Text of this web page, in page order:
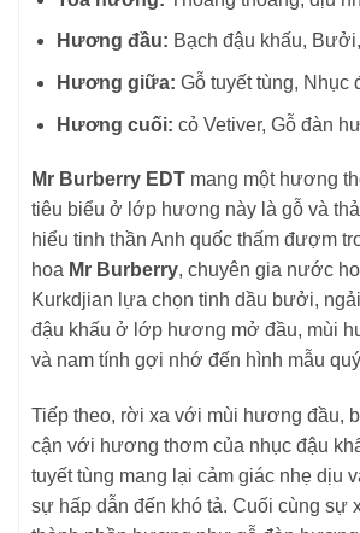
Hương đầu: Bạch đậu khấu,
Hương giữa: Gỗ tuyết tùng, Nhục
Hương cuối: cỏ Vetiver, Gỗ đàn
Mr Burberry EDT mang một hương
tiêu biểu ở lớp hương này là gỗ và
hiểu tinh thần Anh quốc thấm đượm
hoa Mr Burberry, chuyên gia nước
Kurkdjian lựa chọn tinh dầu bưởi,
đậu khấu ở lớp hương mở đầu, mùi
và nam tính gợi nhớ đến hình mẫu
Tiếp theo, rời xa với mùi hương đầu,
cận với hương thơm của nhục đậu
tuyết tùng mang lại cảm giác nhẹ dịu
sự hấp dẫn đến khó tả. Cuối cùng sự